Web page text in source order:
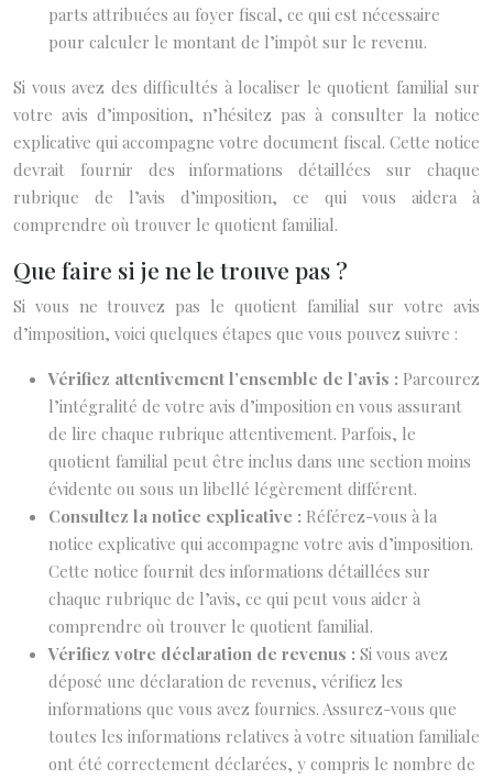
parts attribuées au foyer fiscal, ce qui est nécessaire
pour calculer le montant de l’impôt sur le revenu.
Si vous avez des difficultés à localiser le quotient familial sur
votre avis d’imposition, n’hésitez pas à consulter la notice
explicative qui accompagne votre document fiscal. Cette notice
devrait fournir des informations détaillées sur chaque
rubrique de l’avis d’imposition, ce qui vous aidera à
comprendre où trouver le quotient familial.
Que faire si je ne le trouve pas ?
Si vous ne trouvez pas le quotient familial sur votre avis
d’imposition, voici quelques étapes que vous pouvez suivre :
Vérifiez attentivement l’ensemble de l’avis : Parcourez
l’intégralité de votre avis d’imposition en vous assurant
de lire chaque rubrique attentivement. Parfois, le
quotient familial peut être inclus dans une section moins
évidente ou sous un libellé légèrement différent.
Consultez la notice explicative : Référez-vous à la
notice explicative qui accompagne votre avis d’imposition.
Cette notice fournit des informations détaillées sur
chaque rubrique de l’avis, ce qui peut vous aider à
comprendre où trouver le quotient familial.
Vérifiez votre déclaration de revenus : Si vous avez
déposé une déclaration de revenus, vérifiez les
informations que vous avez fournies. Assurez-vous que
toutes les informations relatives à votre situation familiale
ont été correctement déclarées, y compris le nombre de